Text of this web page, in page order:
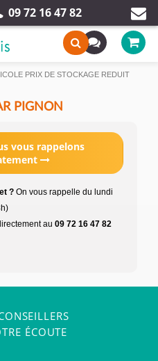
09 72 16 47 82
PRIX DE STOCKAGE REDUIT
PIGNON
vous rappelons
? On vous rappelle du lundi
au 09 72 16 47 82
ÉCOUTE